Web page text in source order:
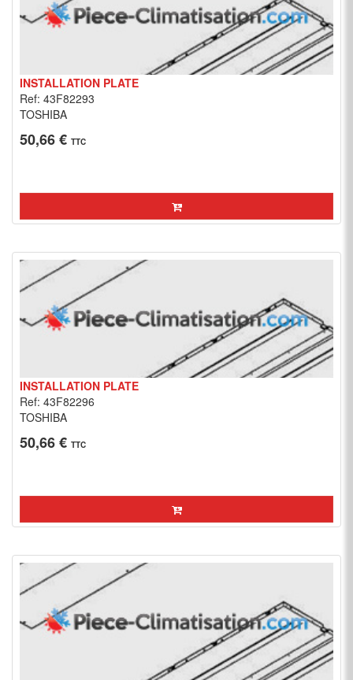
INSTALLATION PLATE
Ref: 43F82293
TOSHIBA
50,66 € TTC
INSTALLATION PLATE
Ref: 43F82296
TOSHIBA
50,66 € TTC